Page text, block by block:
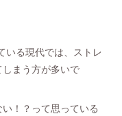
いる現代では、ストレ
まう方が多いで
！？って思っている